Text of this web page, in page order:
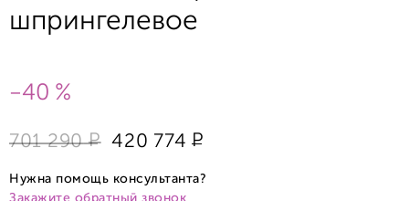
шпрингелевое
-40 %
701 290 Р 420 774 Р
Нужна помощь консультанта?